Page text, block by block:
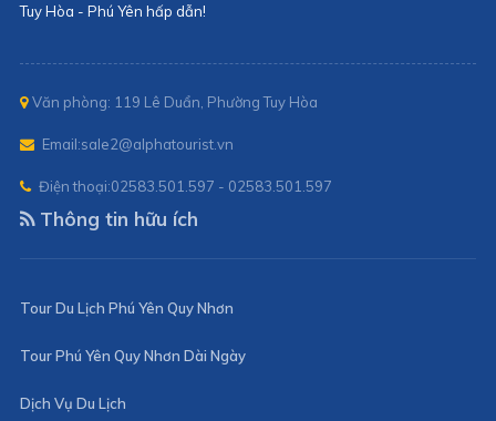
Tuy Hòa - Phú Yên hấp dẫn!
Văn phòng: 119 Lê Duẩn, Phường Tuy Hòa
Email:sale2@alphatourist.vn
Điện thoại:02583.501.597 - 02583.501.597
Thông tin hữu ích
Tour Du Lịch Phú Yên Quy Nhơn
Tour Phú Yên Quy Nhơn Dài Ngày
Dịch Vụ Du Lịch